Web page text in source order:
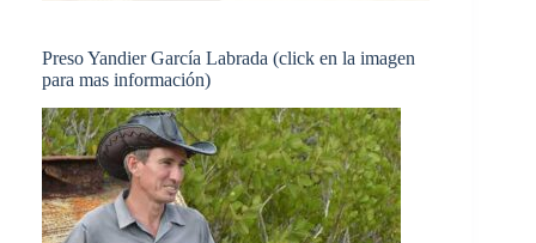
Preso Yandier García Labrada (click en la imagen
para mas información)